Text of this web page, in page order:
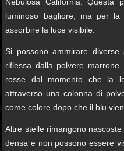
luminoso bagliore, ma per
assorbire la luce visibile.
Si possono ammirare
riflessa dalla polvere
rosse dal momento che la
attraverso una colonna di
come colore dopo che il blu
Altre stelle rimangono
densa e non possono essere